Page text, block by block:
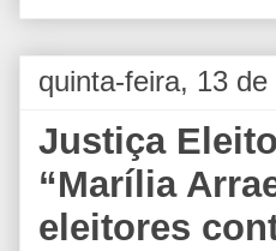
quinta-feira, 13
Justiça
“Marília
eleitores